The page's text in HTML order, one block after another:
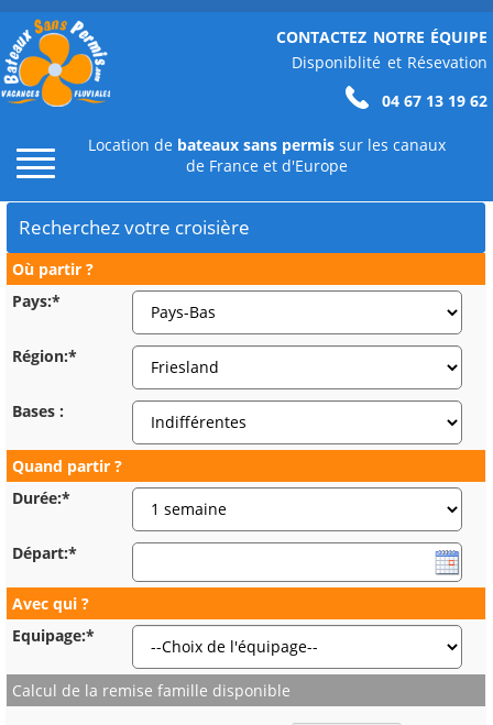
CONTACTEZ NOTRE ÉQUIPE
Disponiblité et Résevation
04 67 13 19 62
Location de bateaux sans permis sur les canaux
de France et d'Europe
Recherchez votre croisière
Où partir ?
Pays:*
Région:*
Bases :
Quand partir ?
Durée:*
Départ:*
Avec qui ?
Equipage:*
Calcul de la remise famille disponible